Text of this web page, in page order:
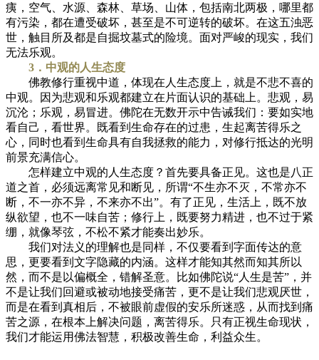
痍，空气、水源、森林、草场、山体，包括南北两极，哪里都
有污染，都在遭受破坏，甚至是不可逆转的破坏。在这五浊恶
世，触目所及都是自掘坟墓式的险境。面对严峻的现实，我们
无法乐观。
3．中观的人生态度
佛教修行重视中道，体现在人生态度上，就是不悲不喜的
中观。因为悲观和乐观都建立在片面认识的基础上。悲观，易
沉沦；乐观，易冒进。佛陀在无数开示中告诫我们：要如实地
看自己，看世界。既看到生命存在的过患，生起离苦得乐之
心，同时也看到生命具有自我拯救的能力，对修行抵达的光明
前景充满信心。
怎样建立中观的人生态度？首先要具备正见。这也是八正
道之首，必须远离常见和断见，所谓“不生亦不灭，不常亦不
断，不一亦不异，不来亦不出”。有了正见，生活上，既不放
纵欲望，也不一味自苦；修行上，既要努力精进，也不过于紧
绷，就像琴弦，不松不紧才能奏出妙乐。
我们对法义的理解也是同样，不仅要看到字面传达的意
思，更要看到文字隐藏的内涵。这样才能知其然而知其所以
然，而不是以偏概全，错解圣意。比如佛陀说“人生是苦”，并
不是让我们回避或被动地接受痛苦，更不是让我们悲观厌世，
而是在看到真相后，不被眼前虚假的安乐所迷惑，从而找到痛
苦之源，在根本上解决问题，离苦得乐。只有正视生命现状，
我们才能运用佛法智慧，积极改善生命，利益众生。